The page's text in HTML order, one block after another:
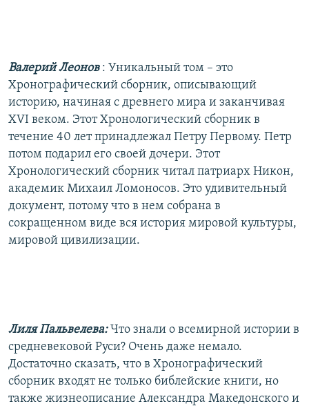
Валерий Леонов : Уникальный том – это
Хронографический сборник, описывающий
историю, начиная с древнего мира и заканчивая
XVI веком. Этот Хронологический сборник в
течение 40 лет принадлежал Петру Первому. Петр
потом подарил его своей дочери. Этот
Хронологический сборник читал патриарх Никон,
академик Михаил Ломоносов. Это удивительный
документ, потому что в нем собрана в
сокращенном виде вся история мировой культуры,
мировой цивилизации.
Лиля Пальвелева:Что знали о всемирной истории в
средневековой Руси? Очень даже немало.
Достаточно сказать, что в Хронографический
сборник входят не только библейские книги, но
также жизнеописание Александра Македонского и